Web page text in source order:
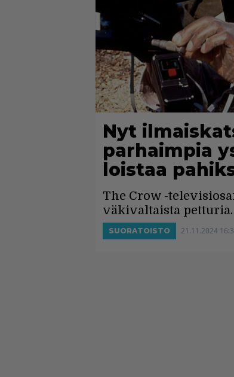
Nyt
parhaimpia
loistaa
The Crow -
väkivaltaista petturia.
SUORATOISTO 21.11.2024